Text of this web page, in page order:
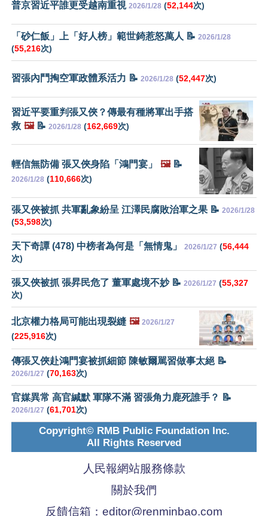
普京習近平誰更受越南重視 2026/1/28 (52,144次)
「砂仁飯」上「好人榜」範世錡惹怒萬人 📝 2026/1/28
(55,216次)
習張內鬥掏空軍政體系活力 📝 2026/1/28 (52,447次)
習近平要重判張又俠？傳最有種將軍出手搭
救 🖼️📝 2026/1/28 (162,669次)
輕信無防備 張又俠身陷「鴻門宴」 🖼️📝
2026/1/28 (110,666次)
張又俠被抓 共軍亂象紛呈 江澤民腐敗治軍之果 📝 2026/1/28
(53,598次)
天下奇譚 (478) 中榜者為何是「無情鬼」 2026/1/27 (56,444
次)
張又俠被抓 張昇民危了 董軍處境不妙 📝 2026/1/27 (55,327
次)
北京權力格局可能出現裂縫 🖼️ 2026/1/27
(225,916次)
傳張又俠赴鴻門宴被抓細節 陳敏爾駡習做事太絕 📝
2026/1/27 (70,163次)
官媒異常 高官緘默 軍隊不滿 習張角力鹿死誰手？ 📝
2026/1/27 (61,701次)
Copyright© RMB Public Foundation Inc.
All Rights Reserved
人民報網站服務條款
關於我們
反饋信箱： editor@renminbao.com